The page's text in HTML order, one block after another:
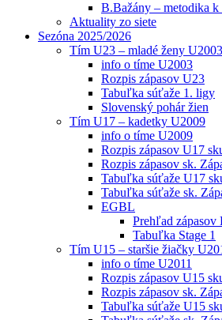
B.Bažány – metodika k
Aktuality zo siete
Sezóna 2025/2026
Tím U23 – mladé ženy U2003
info o tíme U2003
Rozpis zápasov U23
Tabuľka súťaže 1. ligy
Slovenský pohár žien
Tím U17 – kadetky U2009
info o tíme U2009
Rozpis zápasov U17
Rozpis zápasov sk.
Tabuľka súťaže U17
Tabuľka súťaže sk.
EGBL
Prehľad zápasov
Tabuľka Stage 1
Tím U15 – staršie žiačky
info o tíme U2011
Rozpis zápasov U15
Rozpis zápasov sk.
Tabuľka súťaže U15